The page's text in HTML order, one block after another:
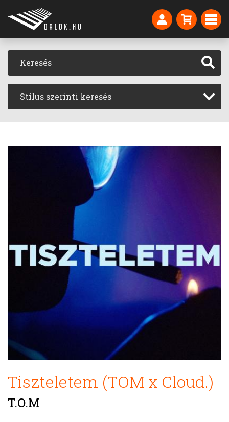
Stílus szerinti keresés
Tiszteletem (TOM x Cloud.)
T.O.M